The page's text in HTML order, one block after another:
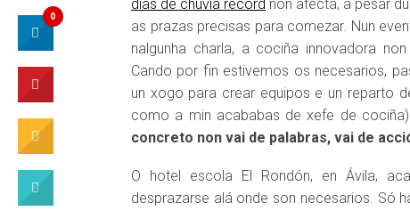
días de chuvia récord non afecta, a pesar
as prazas precisas para comezar. Nun
nalgunha charla, a cociña innovadora
Cando por fin estivemos os necesarios,
un xogo para crear equipos e un reparto
como a min acababas de xefe de
concreto non vai de palabras, vai de
O hotel escola El Rondón, en Ávila,
desprazarse alá onde son necesarios. Só
0